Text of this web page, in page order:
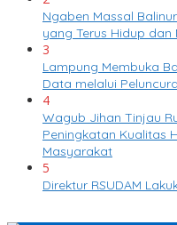
Ngaben Massal
yang Terus Hidup
3
Lampung Membuka
Data melalui
4
Wagub Jihan Tinjau
Peningkatan Kualitas
Masyarakat
5
Direktur RSUDAM